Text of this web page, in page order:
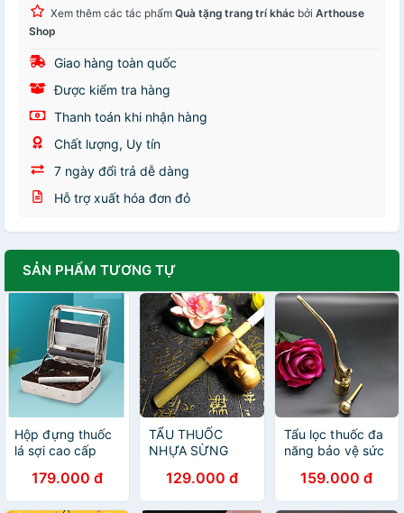
Xem thêm các tác phẩm Quà tặng trang trí khác bởi Arthouse
Shop
Giao hàng toàn quốc
Được kiểm tra hàng
Thanh toán khi nhận hàng
Chất lượng, Uy tín
7 ngày đổi trả dễ dàng
Hỗ trợ xuất hóa đơn đỏ
SẢN PHẨM TƯƠNG TỰ
Hộp đựng thuốc
lá sợi cao cấp
179.000 đ
TẨU THUỐC
NHỰA SỪNG
LỌC THUỐC BẢO
VỆ SỨC KHỎE
129.000 đ
Tẩu lọc thuốc đa
năng bảo vệ sức
159.000 đ